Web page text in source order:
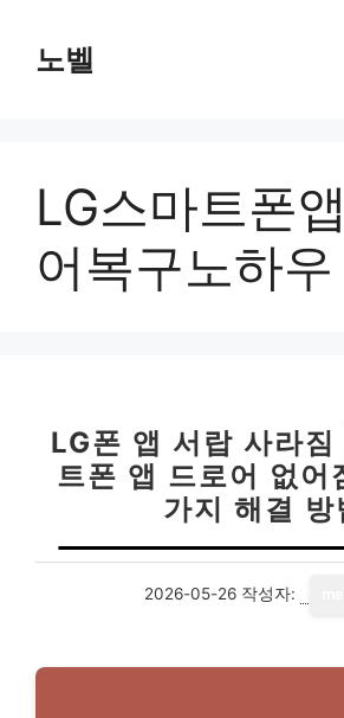
노벨
LG스마트폰
어복구노하우
LG폰 앱 서랍 사라
트폰 앱 드로어 없어
가지 해결 방
2026-05-26 작성자: